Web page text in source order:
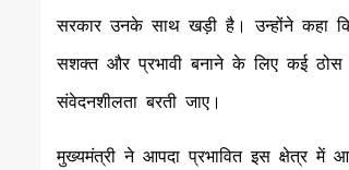
सरकार उनके साथ खड़ी है। उन्होंने कहा
सशक्त और प्रभावी बनाने के लिए कई ठोस
संवेदनशीलता बरती जाए।
मुख्यमंत्री ने आपदा प्रभावित इस क्षेत्र में